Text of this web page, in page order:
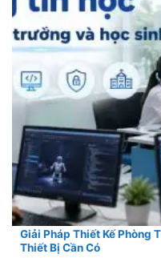
Giải Pháp Thiết Kế Phòng
Thiết Bị Cần Có